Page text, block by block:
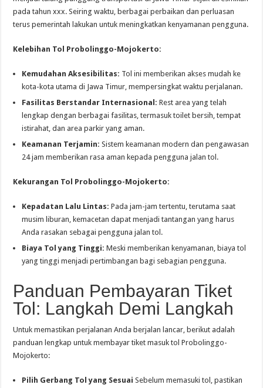
pada tahun xxx. Seiring waktu, berbagai perbaikan dan perluasan
terus pemerintah lakukan untuk meningkatkan kenyamanan pengguna.
Kelebihan Tol Probolinggo-Mojokerto:
Kemudahan Aksesibilitas: Tol ini memberikan akses mudah ke
kota-kota utama di Jawa Timur, mempersingkat waktu perjalanan.
Fasilitas Berstandar Internasional: Rest area yang telah
lengkap dengan berbagai fasilitas, termasuk toilet bersih, tempat
istirahat, dan area parkir yang aman.
Keamanan Terjamin: Sistem keamanan modern dan pengawasan
24 jam memberikan rasa aman kepada pengguna jalan tol.
Kekurangan Tol Probolinggo-Mojokerto:
Kepadatan Lalu Lintas: Pada jam-jam tertentu, terutama saat
musim liburan, kemacetan dapat menjadi tantangan yang harus
Anda rasakan sebagai pengguna jalan tol.
Biaya Tol yang Tinggi: Meski memberikan kenyamanan, biaya tol
yang tinggi menjadi pertimbangan bagi sebagian pengguna.
Panduan Pembayaran Tiket
Tol: Langkah Demi Langkah
Untuk memastikan perjalanan Anda berjalan lancar, berikut adalah
panduan lengkap untuk membayar tiket masuk tol Probolinggo-
Mojokerto:
Pilih Gerbang Tol yang Sesuai Sebelum memasuki tol, pastikan